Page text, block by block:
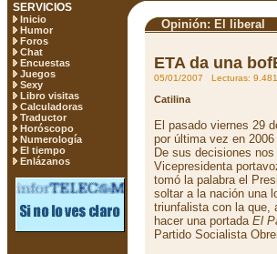
SERVICIOS
Inicio
Humor
Foros
Chat
Encuestas
Juegos
Sexy
Libro visitas
Calculadoras
Traductor
Horóscopo
Numerología
El tiempo
Enlázanos
Opinión: El liberal
ETA da una
05/01/2007 Lecturas: 9.481
Catilina
El pasado viernes 29
por última vez en 2006
De sus decisiones
Vicepresidenta
tomó la palabra el
soltar a la nación una
triunfalista con la que,
hacer una portada El
Partido Socialista